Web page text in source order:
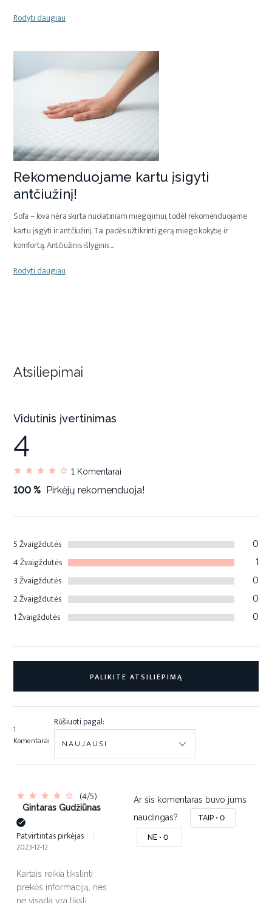
Rodyti daugiau
Rekomenduojame kartu įsigyti
antčiužinį!
Sofa – lova nėra skirta nuolatiniam miegojimui, todėl rekomenduojame
kartu įsigyti ir antčiužinį. Tai padės užtikrinti gerą miego kokybę ir
komfortą. Antčiužinis išlyginis...
Rodyti daugiau
Atsiliepimai
5 Žvaigždutės 0
4 Žvaigždutės 1
3 Žvaigždutės 0
2 Žvaigždutės 0
1 Žvaigždutės 0
Vidutinis įvertinimas
4
1 Komentarai
100 % Pirkėjų rekomenduoja!
PALIKITE ATSILIEPIMĄ
1
Komentarai
Rūšiuoti pagal:
(4/5)
Gintaras Gudžiūnas
Patvirtintas pirkėjas
2023-12-12
Kartais reikia tikslinti
prekės informaciją, nes
ne visada yra tiksli.
Ar šis komentaras buvo jums
naudingas?
TAIP • 0
NE • 0